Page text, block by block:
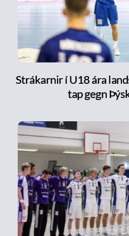
Strákarnir í U18 ára
tap gegn